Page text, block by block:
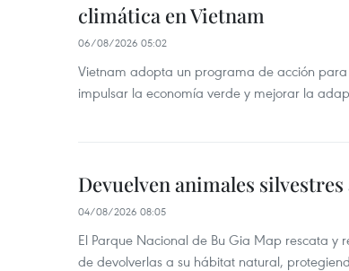
climática en Vietnam
06/08/2026 05:02
Vietnam adopta un programa de acción
impulsar la economía verde y mejorar la
Devuelven animales
04/08/2026 08:05
El Parque Nacional de Bu Gia Map rescata y
de devolverlas a su hábitat natural,